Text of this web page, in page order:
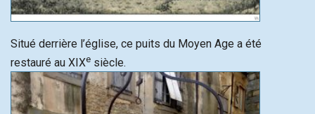
Situé derrière l’église, ce puits du Moyen Age a été
restauré au XIXe siècle.